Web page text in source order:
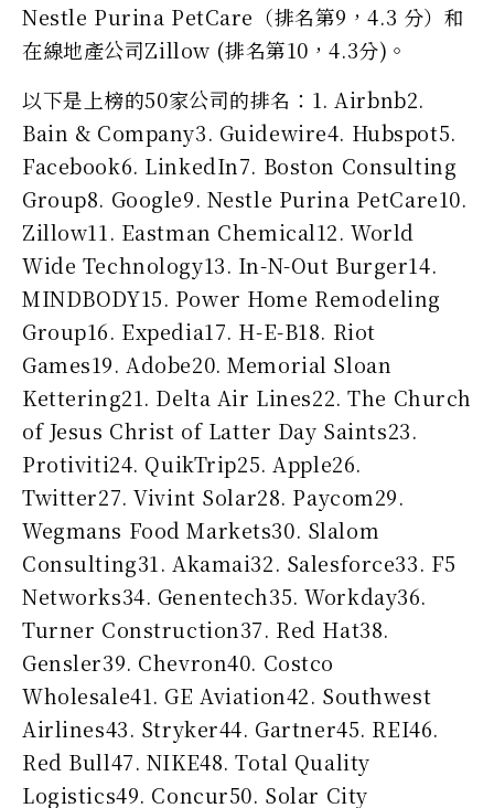
Nestle Purina PetCare（排名第9，4.3 分）和
在線地產公司Zillow (排名第10，4.3分)。
以下是上榜的50家公司的排名：1. Airbnb2.
Bain & Company3. Guidewire4. Hubspot5.
Facebook6. LinkedIn7. Boston Consulting
Group8. Google9. Nestle Purina PetCare10.
Zillow11. Eastman Chemical12. World
Wide Technology13. In-N-Out Burger14.
MINDBODY15. Power Home Remodeling
Group16. Expedia17. H-E-B18. Riot
Games19. Adobe20. Memorial Sloan
Kettering21. Delta Air Lines22. The Church
of Jesus Christ of Latter Day Saints23.
Protiviti24. QuikTrip25. Apple26.
Twitter27. Vivint Solar28. Paycom29.
Wegmans Food Markets30. Slalom
Consulting31. Akamai32. Salesforce33. F5
Networks34. Genentech35. Workday36.
Turner Construction37. Red Hat38.
Gensler39. Chevron40. Costco
Wholesale41. GE Aviation42. Southwest
Airlines43. Stryker44. Gartner45. REI46.
Red Bull47. NIKE48. Total Quality
Logistics49. Concur50. Solar City